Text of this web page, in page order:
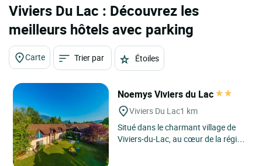
Viviers Du Lac : Découvrez les
meilleurs hôtels avec parking
Carte Trier par Étoiles
Noemys Viviers du Lac
Viviers Du Lac1 km
Situé dans le charmant village de
Viviers-du-Lac, au cœur de la région